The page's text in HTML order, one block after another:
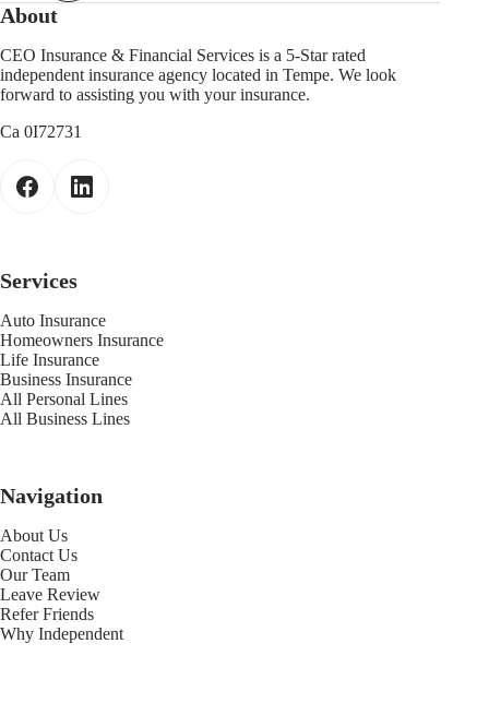
About
CEO Insurance & Financial Services is a 5-Star rated
independent insurance agency located in Tempe. We look
forward to assisting you with your insurance.
Ca 0I72731
Services
Auto Insurance
Homeowners Insurance
Life Insurance
Business Insurance
All Personal Lines
All Business Lines
Navigation
About Us
Contact Us
Our Team
Leave Review
Refer Friends
Why Independent